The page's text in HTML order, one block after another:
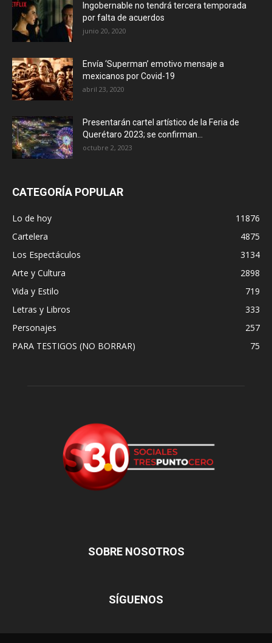
Ingobernable no tendrá tercera temporada
por falta de acuerdos
junio 20, 2020
Envía ‘Superman’ emotivo mensaje a
mexicanos por Covid-19
abril 23, 2020
Presentarán cartel artístico de la Feria de
Querétaro 2023; se confirman...
octubre 2, 2023
CATEGORÍA POPULAR
Lo de hoy
11876
Cartelera
4875
Los Espectáculos
3134
Arte y Cultura
2898
Vida y Estilo
719
Letras y Libros
333
Personajes
257
PARA TESTIGOS (NO BORRAR)
75
SOBRE NOSOTROS
SÍGUENOS